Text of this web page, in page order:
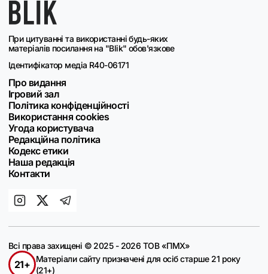
При цитуванні та використанні будь-яких
матеріалів посилання на "Blik" обов'язкове
Ідентифікатор медіа R40-06171
Про видання
Ігровий зал
Політика конфіденційності
Використання cookies
Угода користувача
Редакційна політика
Кодекс етики
Наша редакція
Контакти
Всі права захищені © 2025 - 2026 ТОВ «ПМХ»
21+
Матеріали сайту призначені для осіб старше 21 року
(21+)